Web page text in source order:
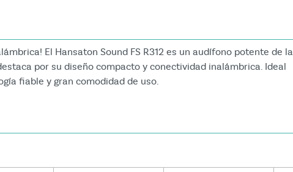
El Hansaton Sound FS R312 es un audífono potente de la
por su diseño compacto y conectividad inalámbrica. Ideal
fiable y gran comodidad de uso.